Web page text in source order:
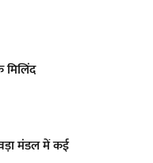
मिलिंद
मंडल में कई